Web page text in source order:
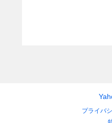
プライバ